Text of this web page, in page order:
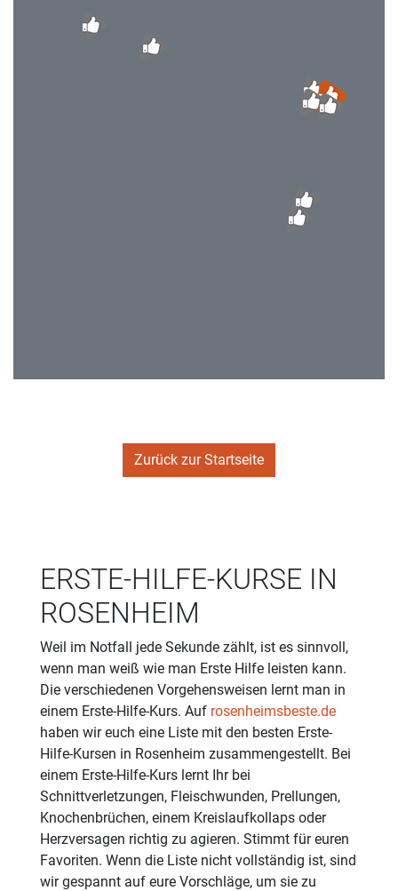
Zurück zur Startseite
ERSTE-HILFE-KURSE IN
ROSENHEIM
Weil im Notfall jede Sekunde zählt, ist es sinnvoll,
wenn man weiß wie man Erste Hilfe leisten kann.
Die verschiedenen Vorgehensweisen lernt man in
einem Erste-Hilfe-Kurs. Auf rosenheimsbeste.de
haben wir euch eine Liste mit den besten Erste-
Hilfe-Kursen in Rosenheim zusammengestellt. Bei
einem Erste-Hilfe-Kurs lernt Ihr bei
Schnittverletzungen, Fleischwunden, Prellungen,
Knochenbrüchen, einem Kreislaufkollaps oder
Herzversagen richtig zu agieren. Stimmt für euren
Favoriten. Wenn die Liste nicht vollständig ist, sind
wir gespannt auf eure Vorschläge, um sie zu